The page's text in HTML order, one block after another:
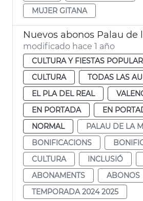
MUJER GITANA
Nuevos abonos Palau de
modificado hace 1 año
CULTURA Y FIESTAS
CULTURA
TODAS LAS
EL PLA DEL REAL
EN PORTADA
EN
NORMAL
PALAU DE LA
BONIFICACIONS
CULTURA
INCLUSIÓ
ABONAMENTS
ABONOS
TEMPORADA 2024 2025